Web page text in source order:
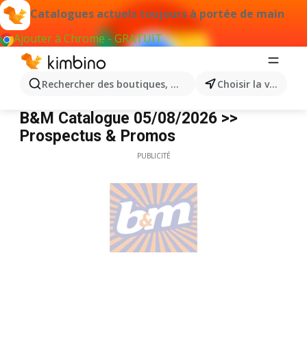
Catalogues actuels toujours à portée de main
Ajouter à Chrome - GRATUIT
Rechercher des boutiques, des catégories, des Choisir la ville
B&M
B&M Catalogue 05/08/2026 >>
Prospectus & Promos
PUBLICITÉ